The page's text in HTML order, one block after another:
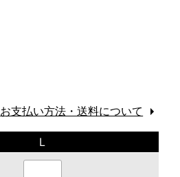
お支払い方法・送料について
L